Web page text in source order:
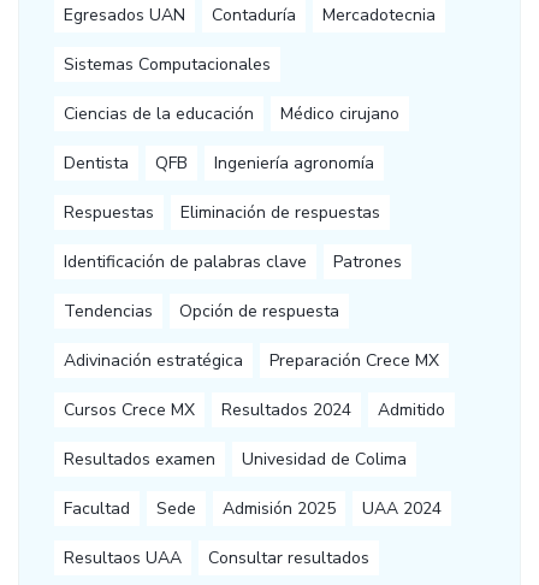
Egresados UAN Contaduría Mercadotecnia
Sistemas Computacionales
Ciencias de la educación Médico cirujano
Dentista QFB Ingeniería agronomía
Respuestas Eliminación de respuestas
Identificación de palabras clave Patrones
Tendencias Opción de respuesta
Adivinación estratégica Preparación Crece MX
Cursos Crece MX Resultados 2024 Admitido
Resultados examen Univesidad de Colima
Facultad Sede Admisión 2025 UAA 2024
Resultaos UAA Consultar resultados